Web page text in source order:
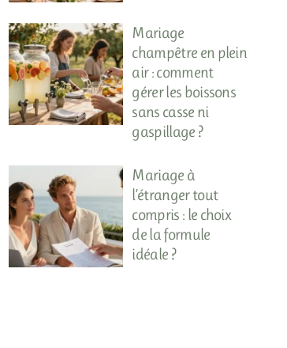
Mariage
champêtre en plein
air : comment
gérer les boissons
sans casse ni
gaspillage ?
Mariage à
l’étranger tout
compris : le choix
de la formule
idéale ?